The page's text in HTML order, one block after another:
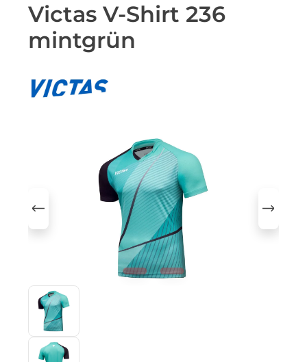
Victas V-Shirt 236
mintgrün
Bildergalerie überspringen